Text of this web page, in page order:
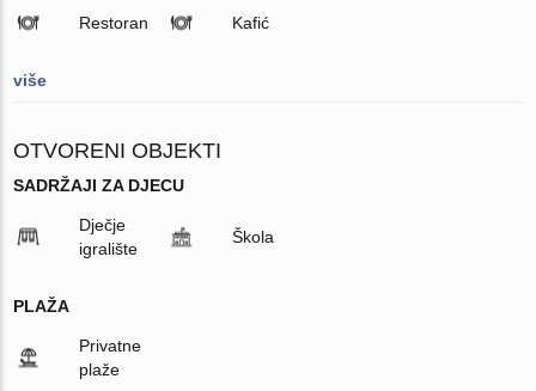
Restoran Kafić
više
OTVORENI OBJEKTI
SADRŽAJI ZA DJECU
Dječje
igralište
Škola
PLAŽA
Privatne
plaže